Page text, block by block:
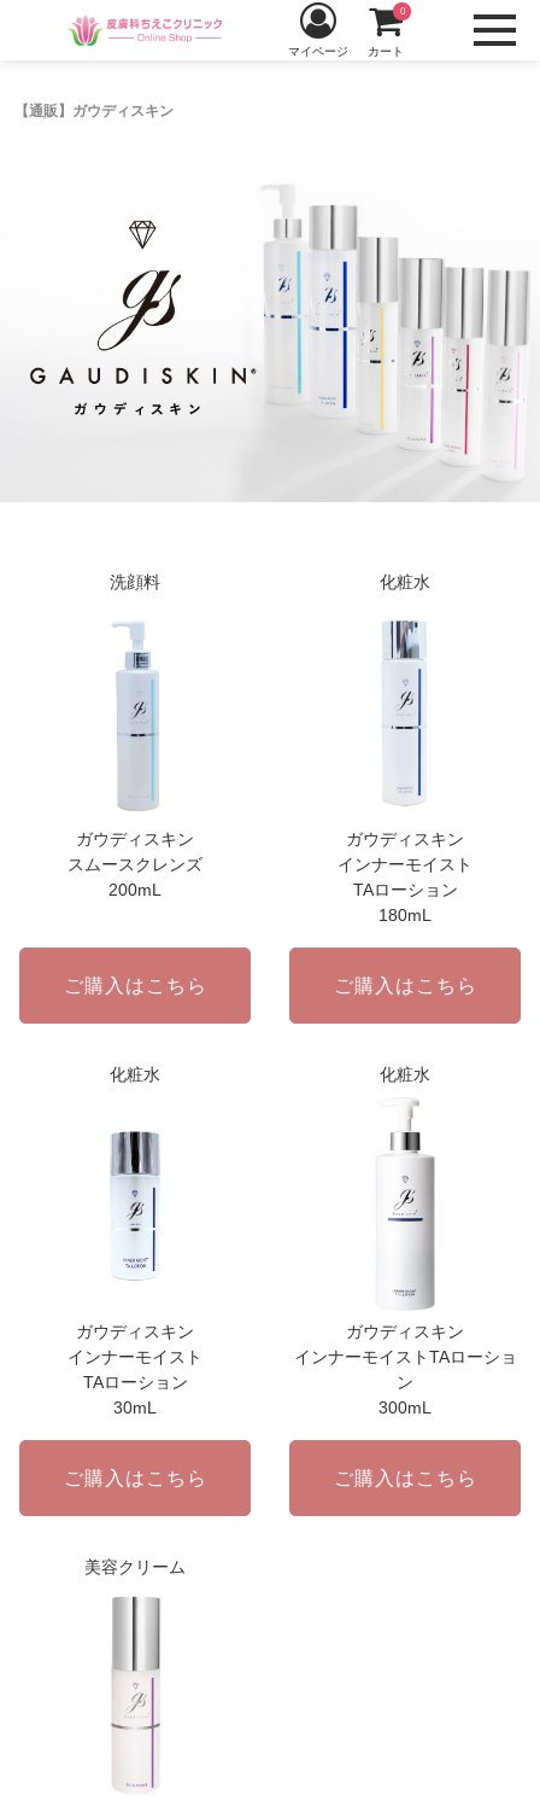
【通販】ガウディスキン
マイページ カート
0
洗顔料
ガウディスキン
スムースクレンズ
200mL
ご購入はこちら
化粧水
ガウディスキン
インナーモイスト
TAローション
180mL
ご購入はこちら
化粧水
ガウディスキン
インナーモイスト
TAローション
30mL
ご購入はこちら
化粧水
ガウディスキン
インナーモイストTAローショ
ン
300mL
ご購入はこちら
美容クリーム